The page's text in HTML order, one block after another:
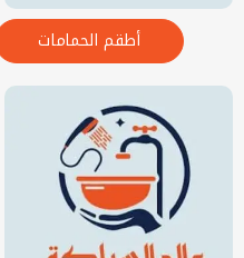
أطقم الحمامات